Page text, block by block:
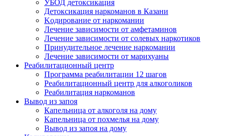
УБОД детоксикация
Детоксикация наркоманов в Казани
Kодирование от наркомании
Лечение зависимости от амфетаминов
Лечение зависимости от солевых наркотиков
Принудительное лечение наркомании
Лечение зависимости от марихуаны
Реабилитационный центр
Программа реабилитации 12 шагов
Реабилитационный центр для алкоголиков
Реабилитация наркоманов
Вывод из запоя
Капельница от алкоголя на дому
Капельница от похмелья на дому
Вывод из запоя на дому